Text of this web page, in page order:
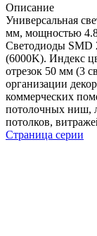
Описание
Универсальная
мм, мощностью
Светодиоды SMD
(6000K). Индекс
отрезок 50 мм (3
организации
коммерческих
потолочных ниш,
потолков,
Страница серии